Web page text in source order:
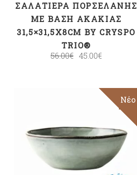
ΣΑΛΑΤΙΈΡΑ ΠΟΡΣΕΛΆΝΗΣ
ΜΕ ΒΆΣΗ ΑΚΑΚΊΑΣ
31,5×31,5X8CM BY CRYSPO
TRIO®
56.00€ 45.00€
Sale
Νέο
ΠΡΟΣΘΉΚΗ ΣΤΟ
ΚΑΛΆΘΙ